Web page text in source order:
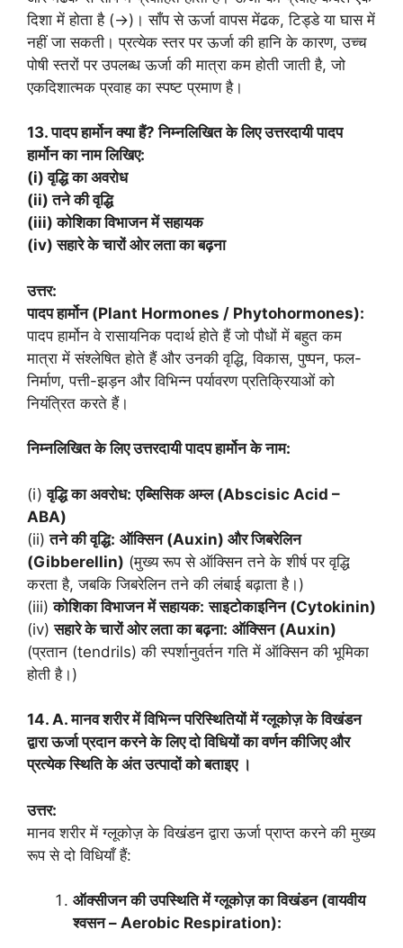
दिशा में होता है (→)। साँप से ऊर्जा वापस मेंढक, टिड्डे या घास में
नहीं जा सकती। प्रत्येक स्तर पर ऊर्जा की हानि के कारण, उच्च
पोषी स्तरों पर उपलब्ध ऊर्जा की मात्रा कम होती जाती है, जो
एकदिशात्मक प्रवाह का स्पष्ट प्रमाण है।
13. पादप हार्मोन क्या हैं? निम्नलिखित के लिए उत्तरदायी पादप
हार्मोन का नाम लिखिए:
(i) वृद्धि का अवरोध
(ii) तने की वृद्धि
(iii) कोशिका विभाजन में सहायक
(iv) सहारे के चारों ओर लता का बढ़ना
उत्तर:
पादप हार्मोन (Plant Hormones / Phytohormones):
पादप हार्मोन वे रासायनिक पदार्थ होते हैं जो पौधों में बहुत कम
मात्रा में संश्लेषित होते हैं और उनकी वृद्धि, विकास, पुष्पन, फल-
निर्माण, पत्ती-झड़न और विभिन्न पर्यावरण प्रतिक्रियाओं को
नियंत्रित करते हैं।
निम्नलिखित के लिए उत्तरदायी पादप हार्मोन के नाम:
(i)वृद्धि का अवरोध: एब्सिसिक अम्ल (Abscisic Acid –
ABA)
(ii)तने की वृद्धि: ऑक्सिन (Auxin) और जिबरेलिन
(Gibberellin) (मुख्य रूप से ऑक्सिन तने के शीर्ष पर वृद्धि
करता है, जबकि जिबरेलिन तने की लंबाई बढ़ाता है।)
(iii)कोशिका विभाजन में सहायक: साइटोकाइनिन (Cytokinin)
(iv)सहारे के चारों ओर लता का बढ़ना: ऑक्सिन (Auxin)
(प्रतान (tendrils) की स्पर्शानुवर्तन गति में ऑक्सिन की भूमिका
होती है।)
14. A. मानव शरीर में विभिन्न परिस्थितियों में ग्लूकोज़ के विखंडन
द्वारा ऊर्जा प्रदान करने के लिए दो विधियों का वर्णन कीजिए और
प्रत्येक स्थिति के अंत उत्पादों को बताइए ।
उत्तर:
मानव शरीर में ग्लूकोज़ के विखंडन द्वारा ऊर्जा प्राप्त करने की मुख्य
रूप से दो विधियाँ हैं:
ऑक्सीजन की उपस्थिति में ग्लूकोज़ का विखंडन (वायवीय
श्वसन – Aerobic Respiration):